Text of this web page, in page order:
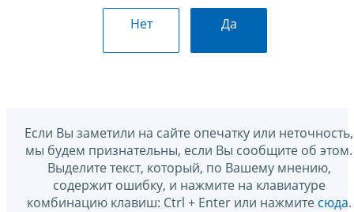
Нет Да
Если Вы заметили на сайте опечатку или неточность,
мы будем признательны, если Вы сообщите об этом.
Выделите текст, который, по Вашему мнению,
содержит ошибку, и нажмите на клавиатуре
комбинацию клавиш: Ctrl + Enter или нажмите сюда.